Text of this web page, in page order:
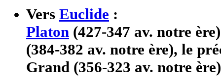
Vers Euclide :
Platon (427-347 av. notre
(384-382 av. notre ère), le
Grand (356-323 av. notre ère)